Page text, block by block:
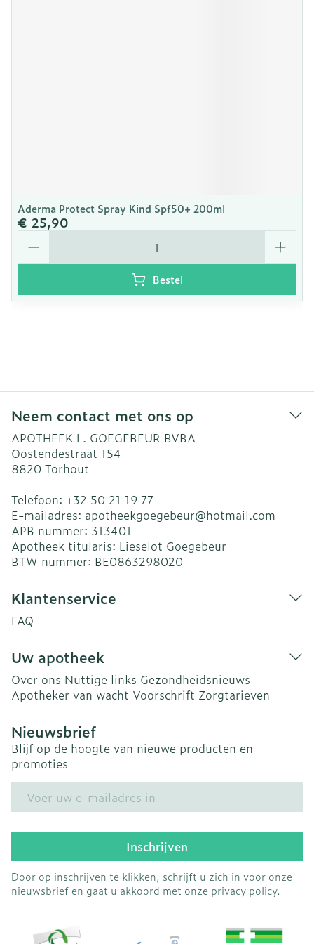
Aderma Protect Spray Kind Spf50+ 200ml
€ 25,90
Aantal
Bestel
Neem contact met ons op
APOTHEEK L. GOEGEBEUR BVBA
Oostendestraat 154
8820 Torhout
Telefoon: +32 50 21 19 77
E-mailadres: apotheekgoegebeur@hotmail.com
APB nummer: 313401
Apotheek titularis: Lieselot Goegebeur
BTW nummer: BE0863298020
Klantenservice
FAQ
Uw apotheek
Over ons Nuttige links Gezondheidsnieuws
Apotheker van wacht Voorschrift Zorgtarieven
Nieuwsbrief
Blijf op de hoogte van nieuwe producten en
promoties
Inschrijven
Door op inschrijven te klikken, schrijft u zich in voor onze
nieuwsbrief en gaat u akkoord met onze privacy policy.